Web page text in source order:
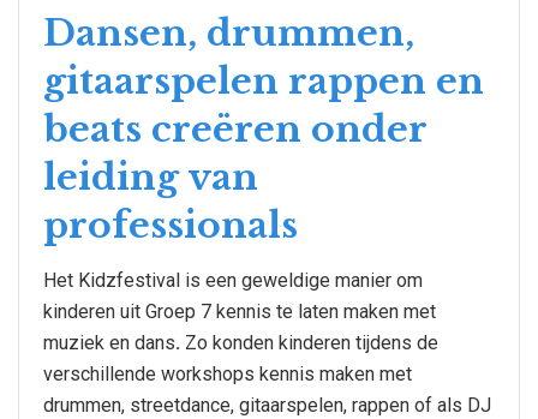
Dansen, drummen,
gitaarspelen rappen en
beats creëren onder
leiding van
professionals
Het Kidzfestival is een geweldige manier om
kinderen uit Groep 7 kennis te laten maken met
muziek en dans. Zo konden kinderen tijdens de
verschillende workshops kennis maken met
drummen, streetdance, gitaarspelen, rappen of als DJ